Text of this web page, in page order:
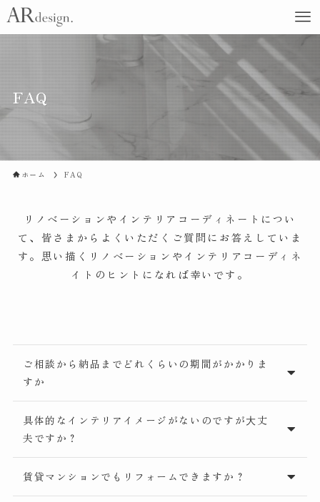
FAQ
ホーム FAQ
リノベーションやインテリアコーディネートについ
て、皆さまからよくいただくご質問にお答えしていま
す。思い描くリノベーションやインテリアコーディネ
イトのヒントになれば幸いです。
ご相談から納品までどれくらいの期間がかかりま
すか
具体的なインテリアイメージがないのですが⼤丈
夫ですか？
賃貸マンションでもリフォームできますか？